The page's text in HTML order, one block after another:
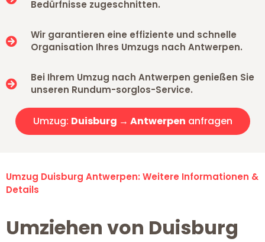
Bedürfnisse zugeschnitten.
Wir garantieren eine effiziente und schnelle
Organisation Ihres Umzugs nach Antwerpen.
Bei Ihrem Umzug nach Antwerpen genießen Sie
unseren Rundum-sorglos-Service.
Umzug: Duisburg → Antwerpen anfragen
Umzug Duisburg Antwerpen: Weitere Informationen &
Details
Umziehen von Duisburg